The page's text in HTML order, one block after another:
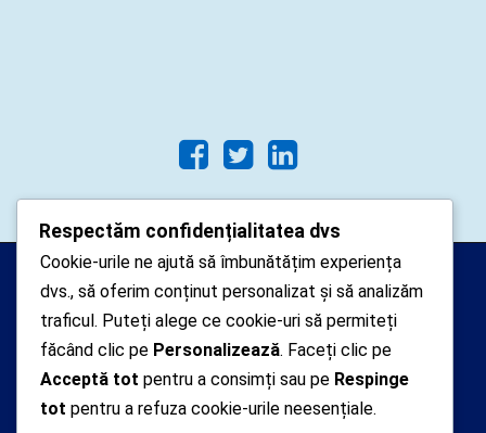
Arhipelago Interactive © 2010-
2024. Toate drepturile rezervate.
Datele cu caracter personal
colectate pe acest site sunt administrate de un
operator
Respectăm confidențialitatea dvs
Cookie-urile ne ajută să îmbunătățim experiența
dvs., să oferim conținut personalizat și să analizăm
traficul. Puteți alege ce cookie-uri să permiteți
făcând clic pe Personalizează. Faceți clic pe
Acceptă tot pentru a consimți sau pe Respinge
tot pentru a refuza cookie-urile neesențiale.